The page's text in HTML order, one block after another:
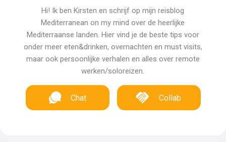
Hi! Ik ben Kirsten en schrijf op mijn reisblog
Mediterranean on my mind over de heerlijke
Mediterraanse landen. Hier vind je de beste tips voor
onder meer eten&drinken, overnachten en must visits,
maar ook persoonlijke verhalen en alles over remote
werken/soloreizen.
Chat Collab